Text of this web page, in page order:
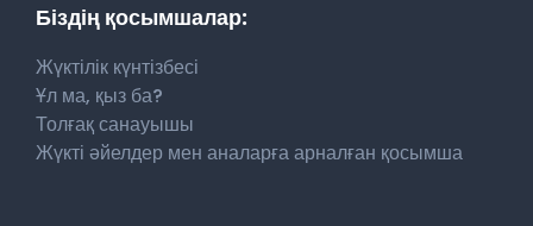
Біздің қосымшалар:
Жүктілік күнтізбесі
Ұл ма, қыз ба?
Толғақ санауышы
Жүкті әйелдер мен аналарға арналған қосымша